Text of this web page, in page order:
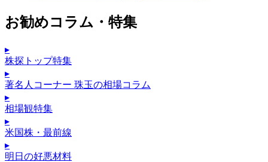
お勧めコラム・特集
▸
株探トップ特集
▸
著名人コーナー 珠玉の相場コラム
▸
相場観特集
▸
米国株・最前線
▸
明日の好悪材料